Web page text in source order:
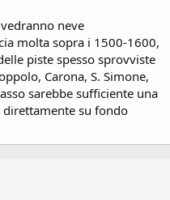
neve
molta sopra i 1500-1600,
piste spesso sprovviste
Carona, S. Simone,
sarebbe sufficiente una
su fondo